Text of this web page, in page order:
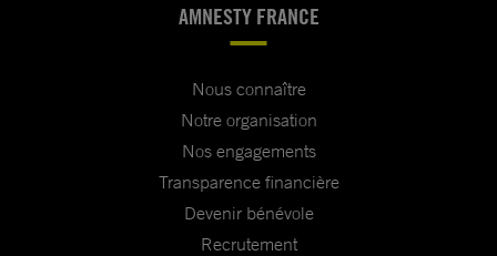
AMNESTY FRANCE
Nous connaître
Notre organisation
Nos engagements
Transparence financière
Devenir bénévole
Recrutement